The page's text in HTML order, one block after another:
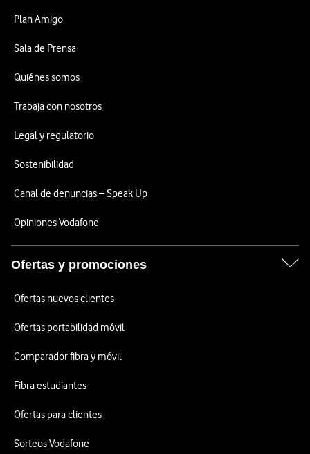
Plan Amigo
Sala de Prensa
Quiénes somos
Trabaja con nosotros
Legal y regulatorio
Sostenibilidad
Canal de denuncias – Speak Up
Opiniones Vodafone
Ofertas y promociones
Ofertas nuevos clientes
Ofertas portabilidad móvil
Comparador fibra y móvil
Fibra estudiantes
Ofertas para clientes
Sorteos Vodafone